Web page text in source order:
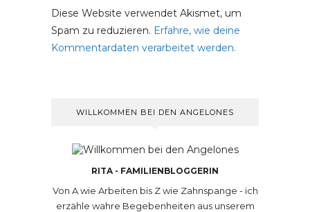
Diese Website verwendet Akismet, um
Spam zu reduzieren. Erfahre, wie deine
Kommentardaten verarbeitet werden.
WILLKOMMEN BEI DEN ANGELONES
RITA - FAMILIENBLOGGERIN
Von A wie Arbeiten bis Z wie Zahnspange - ich
erzähle wahre Begebenheiten aus unserem